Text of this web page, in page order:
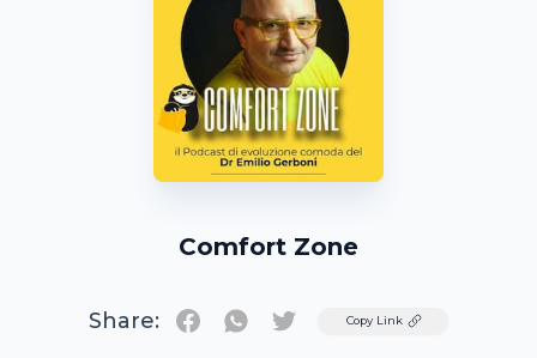
Comfort Zone
Share: TwitterCopy Link